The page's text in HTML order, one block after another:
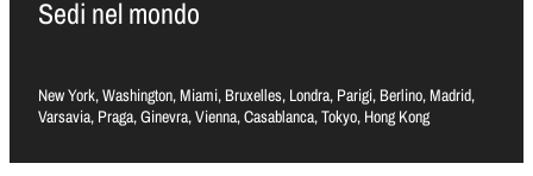
Sedi nel mondo
New York, Washington, Miami, Bruxelles, Londra, Parigi, Berlino, Madrid,
Varsavia, Praga, Ginevra, Vienna, Casablanca, Tokyo, Hong Kong